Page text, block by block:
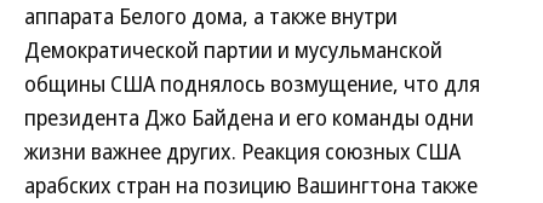
аппарата Белого дома, а также внутри
Демократической партии и мусульманской
общины США поднялось возмущение, что для
президента Джо Байдена и его команды одни
жизни важнее других. Реакция союзных США
арабских стран на позицию Вашингтона также